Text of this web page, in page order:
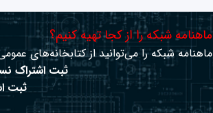
ماهنامه شبکه را از کجا تهیه کنیم؟
ماهنامه شبکه را می‌توانید از کتابخانه‌های
ثبت اشتراک
ثبت